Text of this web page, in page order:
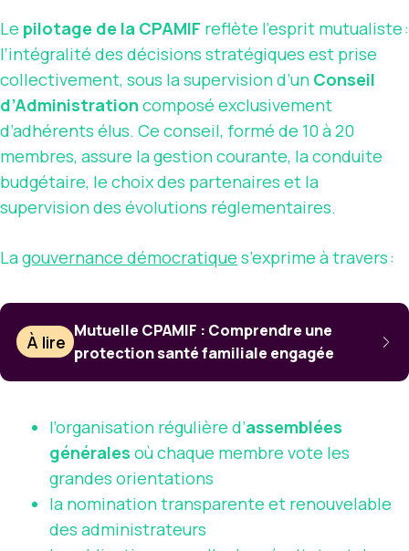
Le pilotage de la CPAMIF reflète l’esprit mutualiste :
l’intégralité des décisions stratégiques est prise
collectivement, sous la supervision d’un Conseil
d’Administration composé exclusivement
d’adhérents élus. Ce conseil, formé de 10 à 20
membres, assure la gestion courante, la conduite
budgétaire, le choix des partenaires et la
supervision des évolutions réglementaires.
Lagouvernance démocratique s’exprime à travers :
À lire
Mutuelle CPAMIF : Comprendre une
protection santé familiale engagée
l’organisation régulière d’assemblées
générales où chaque membre vote les
grandes orientations
la nomination transparente et renouvelable
des administrateurs